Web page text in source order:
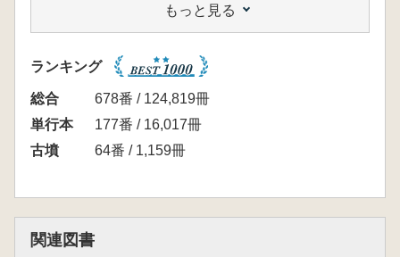
生産と流通
1 農 業 若狭 徹
2 製 塩 岩本正二
3 繊維製品 沢田むつ代
4 土 器 望月精司
5 製鉄・鍛冶 野島 永
6 武器・武具 鈴木一有
10 装身具 高田貫太
もっと見る
ランキング
総合
678番 / 124,819冊
単行本
177番 / 16,017冊
古墳
64番 / 1,159冊
関連図書